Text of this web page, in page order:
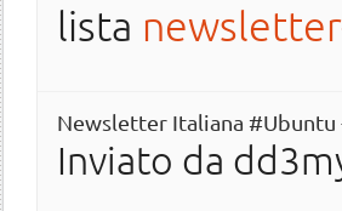
lista
Newsletter Italiana #Ubuntu
Inviato da